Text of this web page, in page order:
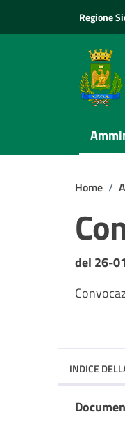
Regione
Home /
del 26-
INDICE